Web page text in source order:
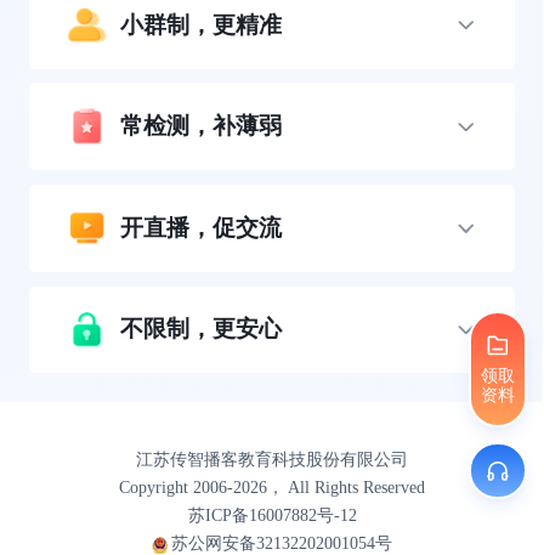
领取
资料
小群制，更精准
常检测，补薄弱
开直播，促交流
不限制，更安心
江苏传智播客教育科技股份有限公司
Copyright 2006-2026， All Rights Reserved
苏ICP备16007882号-12
苏公网安备32132202001054号